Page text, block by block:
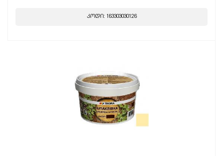
კოდი: 163303030126